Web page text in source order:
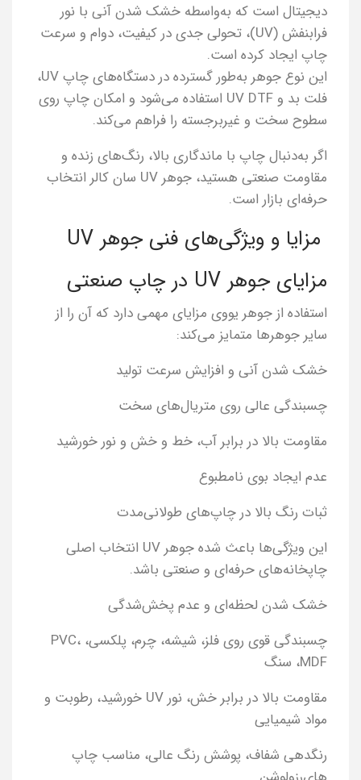
دیجیتال است که به‌واسطه خشک شدن آنی با نور
فرابنفش (UV)، تحولی جدی در کیفیت، دوام و سرعت
چاپ ایجاد کرده است.
این نوع جوهر به‌طور گسترده در دستگاه‌های چاپ UV،
فلت بد و UV DTF استفاده می‌شود و امکان چاپ روی
سطوح سخت و غیربرجسته را فراهم می‌کند.
اگر به‌دنبال چاپ با ماندگاری بالا، رنگ‌های زنده و
مقاومت صنعتی هستید، جوهر UV سان کالر انتخاب
حرفه‌ای بازار است.
مزایا و ویژگی‌های فنی جوهر UV
مزایای جوهر UV در چاپ صنعتی
استفاده از جوهر یووی مزایای مهمی دارد که آن را از
سایر جوهرها متمایز می‌کند:
خشک شدن آنی و افزایش سرعت تولید
چسبندگی عالی روی متریال‌های سخت
مقاومت بالا در برابر آب، خط و خش و نور خورشید
عدم ایجاد بوی نامطبوع
ثبات رنگ بالا در چاپ‌های طولانی‌مدت
این ویژگی‌ها باعث شده جوهر UV انتخاب اصلی
چاپخانه‌های حرفه‌ای و صنعتی باشد.
خشک شدن لحظه‌ای و عدم پخش‌شدگی
چسبندگی قوی روی فلز، شیشه، چرم، پلکسی، PVC،
MDF، سنگ
مقاومت بالا در برابر خش، نور UV خورشید، رطوبت و
مواد شیمیایی
رنگدهی شفاف، پوشش رنگ عالی، مناسب چاپ